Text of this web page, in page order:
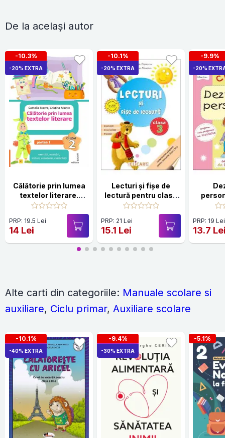
De la același autor
-10.3%
-20% EXTRA
Călătorie prin lumea
textelor literare.
Clasa a II-a. Partea 1
PRP: 19.5 Lei
14 Lei
-10.1%
-20% EXTRA
Lecturi şi fişe de
lectură pentru clasa
a III-a
PRP: 21 Lei
15.1 Lei
-9.9%
-20%
PRP: 19 Lei
13.7
Alte carti din categoriile: Manuale scolare si
auxiliare, Ciclu primar, Auxiliare scolare
-10.1%
-40% EXTRA
-9.4%
-30% EXTRA
-5.1%